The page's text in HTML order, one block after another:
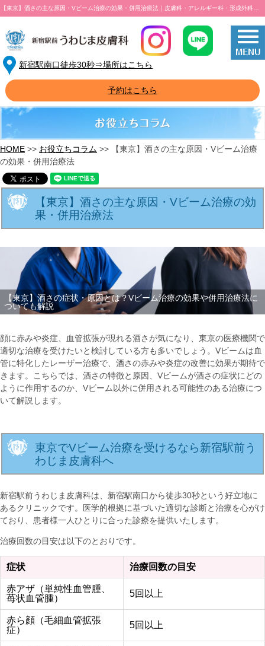
新宿駅南口徒歩30秒⇒場所はこちら
予約はこちら
HOME お役立ちコラム
【東京】酒さの主な原因・Vビーム治療
の効果・併用治療法
【東京】酒さの主な原因・Vビーム治療の効
果・併用治療法
【東京】酒さの症状・原因とは？Vビーム治療の効果や併用治療法に
ついても解説
顔に赤みや炎症、血管拡張が現れる酒さが気になり、東京の医療機関で
適切な治療を受けたいと検討している方も多いでしょう。Vビームは血
管に特化したレーザー治療で、酒さの赤みや炎症の改善に効果が期待で
きます。こちらでは、酒さの特徴と原因、Vビームが酒さの症状にどの
ように作用するのか、Vビーム以外に併用される可能性のある治療につ
いて解説します。
東京でVビーム治療を受けるなら新宿駅前う
わじま皮膚科へ
新宿駅前うわじま皮膚科は、新宿駅南口から徒歩30秒という好立地に
あるクリニックです。医学的根拠に基づいた適切な診断と治療を心がけ
ており、患者様一人ひとりに合った診療を提供いたします。
治療回数の目安は以下のとおりです。
症状 治療回数の目安
赤アザ（単純性血管腫、
苺状血管腫）
5回以上
赤ら顔（毛細血管拡張
症）
5回以上